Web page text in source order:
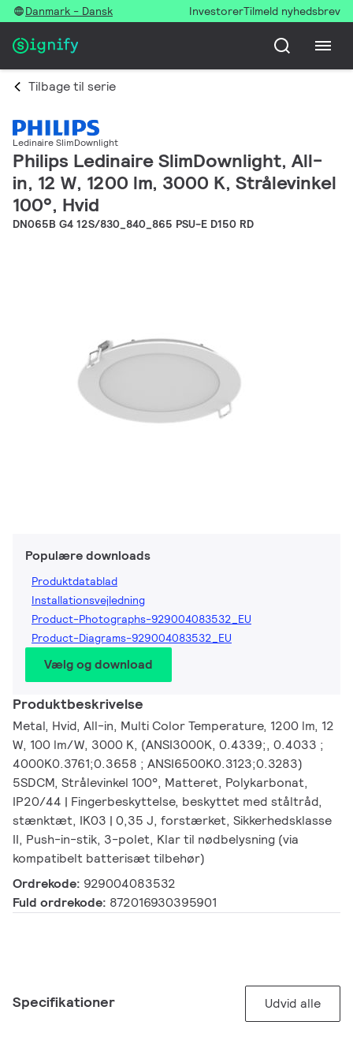
Danmark - Dansk InvestorerTilmeld nyhedsbrev
Tilbage til serie
Ledinaire SlimDownlight
Philips Ledinaire SlimDownlight, All-
in, 12 W, 1200 lm, 3000 K, Strålevinkel
100°, Hvid
DN065B G4 12S/830_840_865 PSU-E D150 RD
Populære downloads
Produktdatablad
Installationsvejledning
Product-Photographs-929004083532_EU
Product-Diagrams-929004083532_EU
Vælg og download
Produktbeskrivelse
Metal, Hvid, All-in, Multi Color Temperature, 1200 lm, 12
W, 100 lm/W, 3000 K, (ANSI3000K, 0.4339;, 0.4033 ;
4000K0.3761;0.3658 ; ANSI6500K0.3123;0.3283)
5SDCM, Strålevinkel 100°, Matteret, Polykarbonat,
IP20/44 | Fingerbeskyttelse, beskyttet med ståltråd,
stænktæt, IK03 | 0,35 J, forstærket, Sikkerhedsklasse
II, Push-in-stik, 3-polet, Klar til nødbelysning (via
kompatibelt batterisæt tilbehør)
Ordrekode: 929004083532
Fuld ordrekode: 872016930395901
Specifikationer Udvid alle